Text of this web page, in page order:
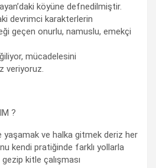
köyüne defnedilmiştir.
devrimci karakterlerin
geçen onurlu, namuslu, emekçi
mücadelesini
veriyoruz.
?
yaşamak ve halka gitmek deriz her
kendi pratiğinde farklı yollarla
kitle çalışması